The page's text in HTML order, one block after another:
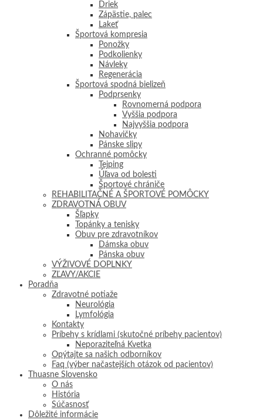
Driek
Zápästie, palec
Lakeť
Športová kompresia
Ponožky
Podkolienky
Návleky
Regenerácia
Športová spodná bielizeň
Podprsenky
Rovnomerná podpora
Vyššia podpora
Najvyššia podpora
Nohavičky
Pánske slipy
Ochranné pomôcky
Tejping
Úľava od bolesti
Športové chrániče
REHABILITAČNÉ A ŠPORTOVÉ POMÔCKY
ZDRAVOTNÁ OBUV
Šľapky
Topánky a tenisky
Obuv pre zdravotníkov
Dámska obuv
Pánska obuv
VÝŽIVOVÉ DOPLNKY
ZĽAVY/AKCIE
Poradňa
Zdravotné potiaže
Neurológia
Lymfológia
Kontakty
Príbehy s krídlami (skutočné príbehy pacientov)
Neporaziteľná Kvetka
Opýtajte sa našich odborníkov
Faq (výber načastejších otázok od pacientov)
Thuasne Slovensko
O nás
História
Súčasnosť
Dôležité informácie